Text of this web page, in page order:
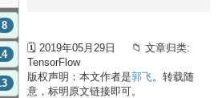
8
🗓 2019年05月29日 📁 文章归类:
TensorFlow
版权声明：本文作者是郭飞。转载随
意，标明原文链接即可。